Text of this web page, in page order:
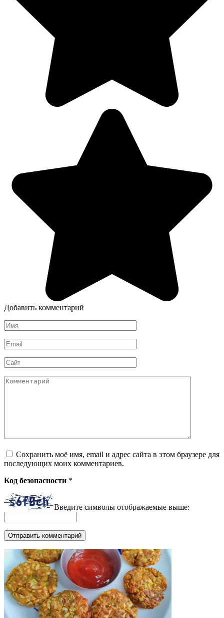
Добавить комментарий
Имя
*
Email
*
Сайт
Комментарий
Сохранить моё имя, email и адрес сайта в этом браузере для
последующих моих комментариев.
Код безопасности *
Введите символы отображаемые выше: